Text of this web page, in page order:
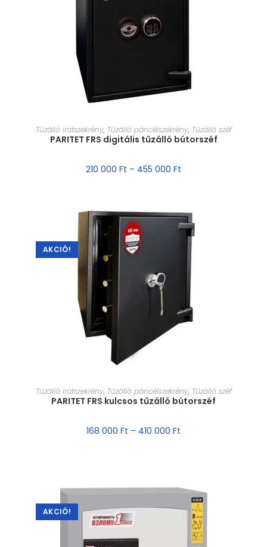
MÉRET VÁLASZTÁSA
Tűzálló iratszekrény, Tűzálló páncélszekrény, Tűzálló széf
PARITET FRS digitális tűzálló bútorszéf
210 000 Ft – 455 000 Ft
AKCIÓ!
MÉRET VÁLASZTÁSA
Tűzálló iratszekrény, Tűzálló páncélszekrény, Tűzálló széf
PARITET FRS kulcsos tűzálló bútorszéf
168 000 Ft – 410 000 Ft
AKCIÓ!